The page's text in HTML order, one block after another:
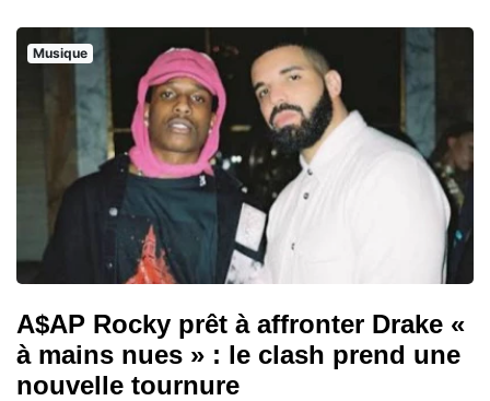
Musique
A$AP Rocky prêt à affronter Drake «
à mains nues » : le clash prend une
nouvelle tournure